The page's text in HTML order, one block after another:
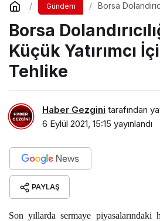
Gündem
Borsa
Borsa
Küçük Yatırımcı
Tehlike
Haber Gezgini tarafından
6 Eylül 2021, 15:15 yayınlandı
PAYLAŞ
Son yıllarda sermaye piyasalarındaki